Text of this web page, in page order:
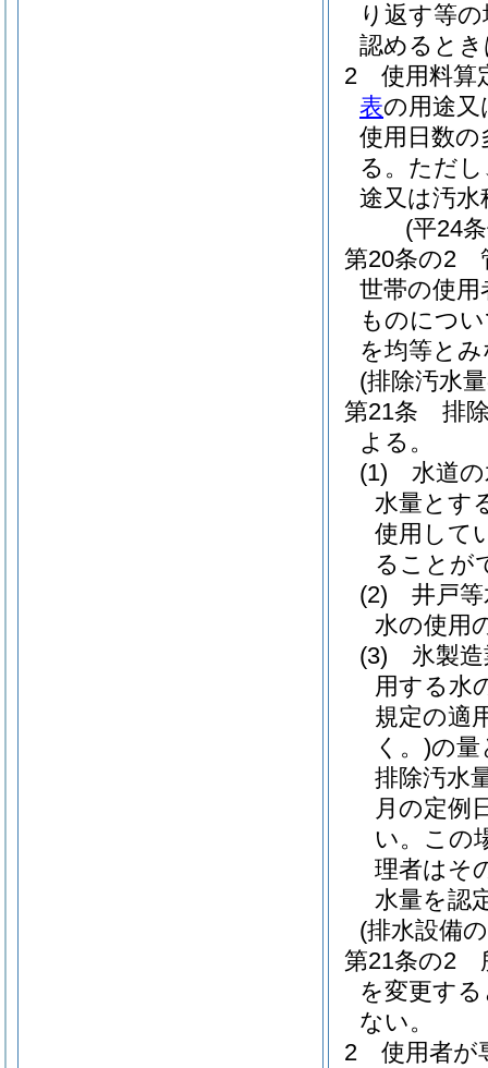
り返す等
認めると
2
使用料算
表の用途
使用日数
る。 ただ
途又は汚
(平24
第20条の2
世帯の使
ものにつ
を均等と
(排除汚水
第21条
排
よる。
(1)
水道
水量とす
使用して
ることが
(2)
井戸
水の使用
(3)
氷製
用する水
規定の適
く。)の量
排除汚水
月の定例
い。 この
理者はそ
水量を認
(排水設備
第21条の2
を変更す
ない。
2
使用者が